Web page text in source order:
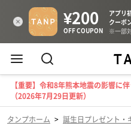
【重要】令和8年熊本地震の影響に
（2026年7月29日更新）
タンプホーム > 誕生日プレゼント・